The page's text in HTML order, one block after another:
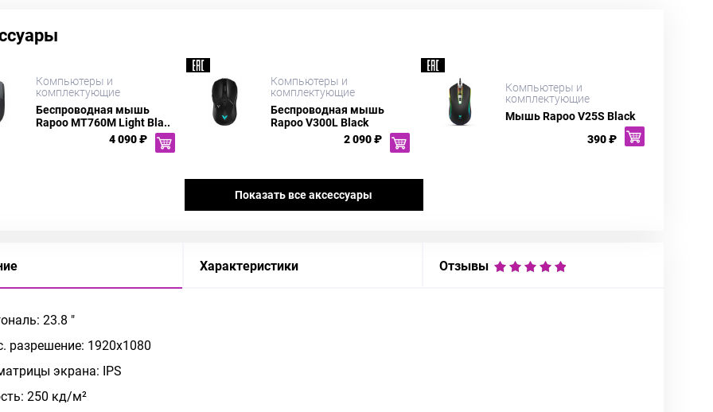
Компьютеры и
комплектующие
Беспроводная мышь
Rapoo MT760M Light Bla..
4 090 ₽
Компьютеры и
комплектующие
Беспроводная мышь
Rapoo V300L Black
2 090 ₽
Компьютеры и
комплектующие
Мышь Rapoo V25S Black
390 ₽
Показать все аксессуары
Характеристики Отзывы
23.8 "
разрешение: 1920x1080
экрана: IPS
250 кд/м²